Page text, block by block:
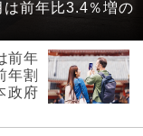
は前年比3.4％増の
前年
年割
政府